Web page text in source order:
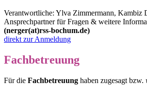
Verantwortliche: Ylva Zimmermann, Kambiz
Ansprechpartner für Fragen & weitere
(nerger(at)rss-bochum.de)
direkt zur Anmeldung
Fachbetreuung
Für die Fachbetreuung haben zugesagt bzw.